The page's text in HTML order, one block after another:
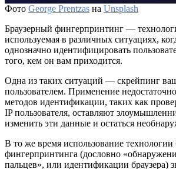
Фото George Prentzas на Unsplash
Браузерный фингерпринтинг —
используемая в различных ситуациях,
однозначно идентифицировать
того, кем он вам приходится.
Одна из таких ситуаций — скрейпинг
пользователем. Применение
методов идентификации, таких как
IP пользователя, оставляют
изменить эти данные и остаться
В то же время использование технологии
фингерпринтинга (дословно
пальцев», или идентификации браузера)